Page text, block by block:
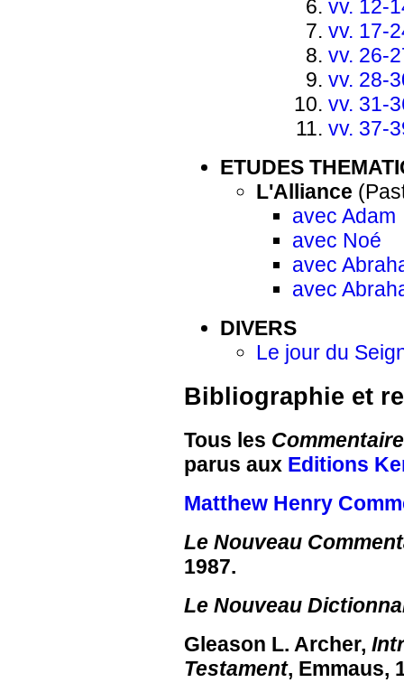
vv. 12-
vv. 17-
vv. 26-
vv. 28-
vv. 31-
vv. 37-
ETUDES
L'Alliance
avec Adam
avec Noé
avec
avec
DIVERS
Le jour du
Bibliographie et
Tous les
parus aux Editions
Matthew Henry
Le Nouveau
1987.
Le Nouveau
Gleason L. Archer,
Testament, Emmaus,